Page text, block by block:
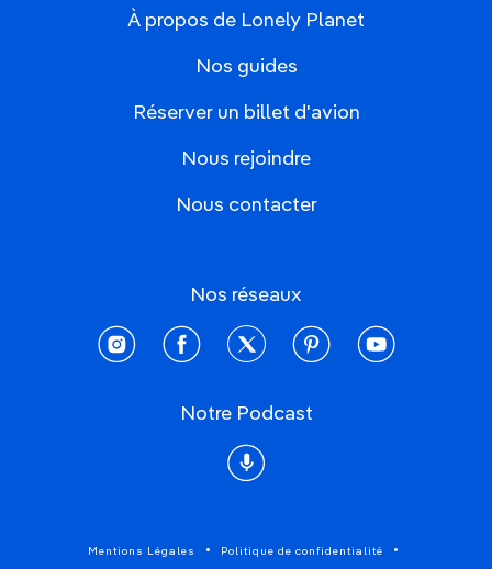
À propos de Lonely Planet
Nos guides
Réserver un billet d'avion
Nous rejoindre
Nous contacter
Nos réseaux
instagramfacebooktwitter pinterestyoutube
Notre Podcast
Podcast
Mentions Légales Politique de confidentialité